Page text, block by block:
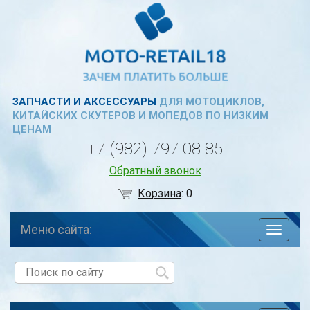
ЗАПЧАСТИ И АКСЕССУАРЫДЛЯ МОТОЦИКЛОВ,
КИТАЙСКИХ СКУТЕРОВ И МОПЕДОВ ПО НИЗКИМ
ЦЕНАМ
+7 (982) 797 08 85
Обратный звонок
Корзина:0
по
Меню сайта: